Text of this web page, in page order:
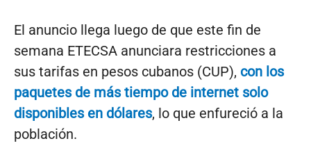
El anuncio llega luego de que este fin de
semana ETECSA anunciara restricciones a
sus tarifas en pesos cubanos (CUP), con los
paquetes de más tiempo de internet solo
disponibles en dólares, lo que enfureció a la
población.